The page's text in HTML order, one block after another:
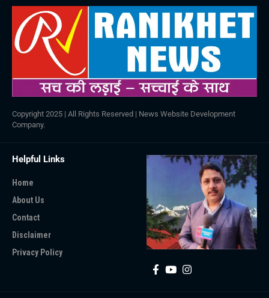
Copyright 2025 | All Rights Reserved | News Website Development
Company.
Helpful Links
Home
About Us
Contact
Disclaimer
Privacy Policy